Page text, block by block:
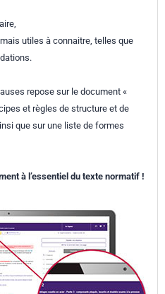
utiles à connaitre, telles que
repose sur le document «
et règles de structure et de
que sur une liste de formes
à l’essentiel du texte normatif !